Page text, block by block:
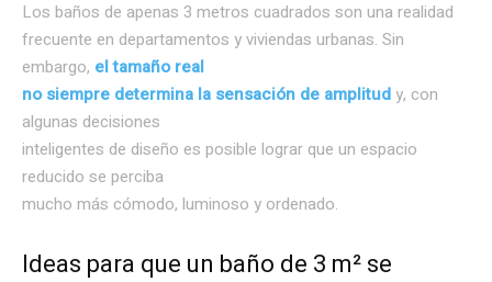
Los baños de apenas 3 metros cuadrados son una realidad
frecuente en departamentos y viviendas urbanas. Sin
embargo, el tamaño real
no siempre determina la sensación de amplitudy, con
algunas decisiones
inteligentes de diseño es posible lograr que un espacio
reducido se perciba
mucho más cómodo, luminoso y ordenado.
Ideas para que un baño de 3 m² se